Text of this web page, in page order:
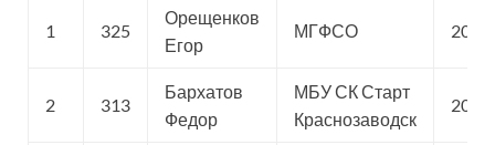
1 325
Орещенков
Егор
МГФСО 2017
2 313
Бархатов
Федор
МБУ СК Старт
Краснозаводск
2017